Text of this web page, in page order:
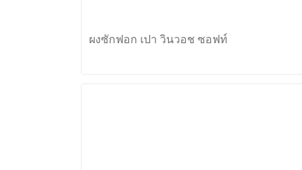
ผงซักฟอก เปา วินวอช ซอฟท์